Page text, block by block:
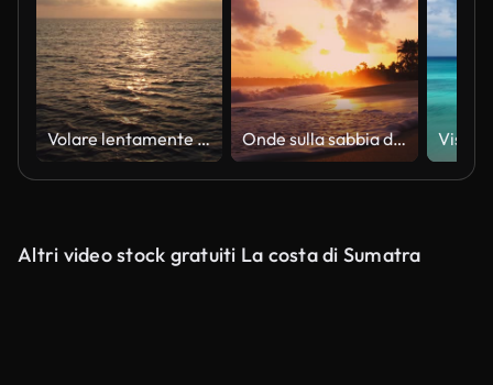
Volare lentamente appena sopra la superficie dell'acqua all'alba lungo il riflesso del sole nell'acqua. Seguendo il sole. Tramonto in mare. Il dolly sparato. Versione 4a Onde sulla sabbia di una bellissima spiaggia tropicale selvaggia
Altri video stock gratuiti La costa di Sumatra